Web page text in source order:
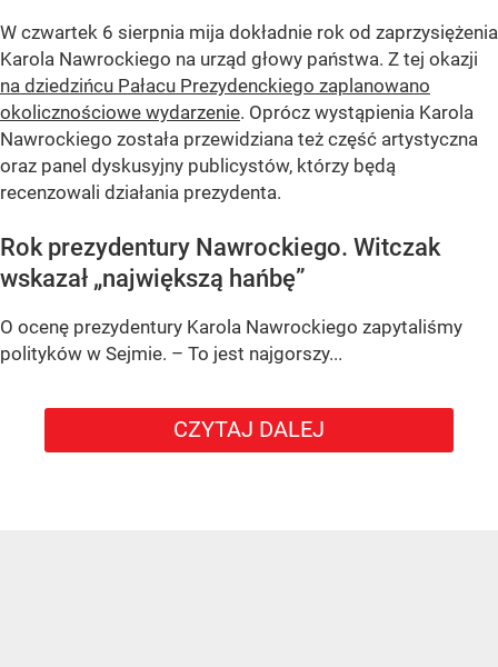
W czwartek 6 sierpnia mija dokładnie rok od zaprzysiężenia
Karola Nawrockiego na urząd głowy państwa. Z tej okazji
na dziedzińcu Pałacu Prezydenckiego zaplanowano
okolicznościowe wydarzenie. Oprócz wystąpienia Karola
Nawrockiego została przewidziana też część artystyczna
oraz panel dyskusyjny publicystów, którzy będą
recenzowali działania prezydenta.
Rok prezydentury Nawrockiego. Witczak
wskazał „największą hańbę”
O ocenę prezydentury Karola Nawrockiego zapytaliśmy
polityków w Sejmie. – To jest najgorszy...
CZYTAJ DALEJ